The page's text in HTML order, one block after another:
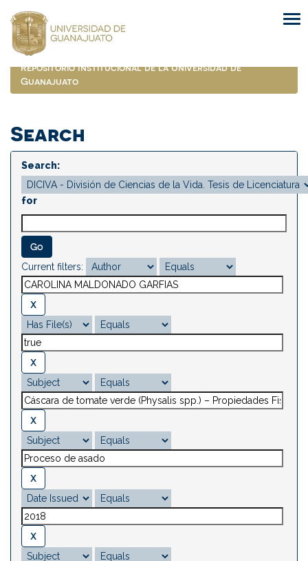
navigation
Repositorio Institucional de la Universidad de
Guanajuato
Search
Search:
for
Current filters: